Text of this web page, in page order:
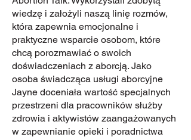
wiedzę i założyli naszą linię rozmów,
która zapewnia emocjonalne i
praktyczne wsparcie osobom, które
chcą porozmawiać o swoich
doświadczeniach z aborcją. Jako
osoba świadcząca usługi aborcyjne
Jayne doceniała wartość specjalnych
przestrzeni dla pracowników służby
zdrowia i aktywistów zaangażowanych
w zapewnianie opieki i poradnictwa